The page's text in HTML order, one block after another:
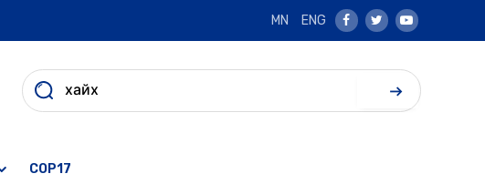
MN ENG
Facebook
TwitterYoutube
COP17